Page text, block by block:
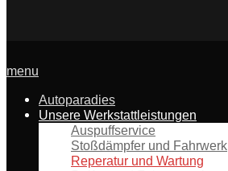
menu
Autoparadies
Unsere Werkstattleistungen
Auspuffservice
Stoßdämpfer und Fahrwerk
Reperatur und Wartung